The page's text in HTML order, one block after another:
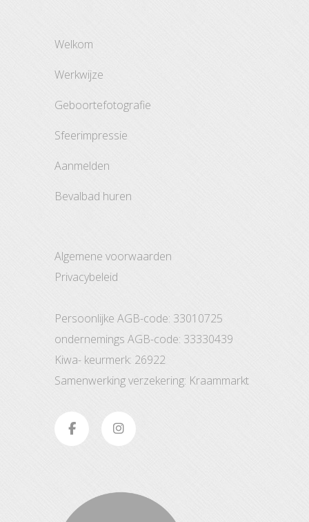
welkom
werkwijze
geboortefotografie
sfeerimpressie
aanmelden
bevalbad huren
Algemene voorwaarden
Privacybeleid
Persoonlijke AGB-code: 33010725
ondernemings AGB-code: 33330439
Kiwa- keurmerk: 26922
Samenwerking verzekering: Kraammarkt